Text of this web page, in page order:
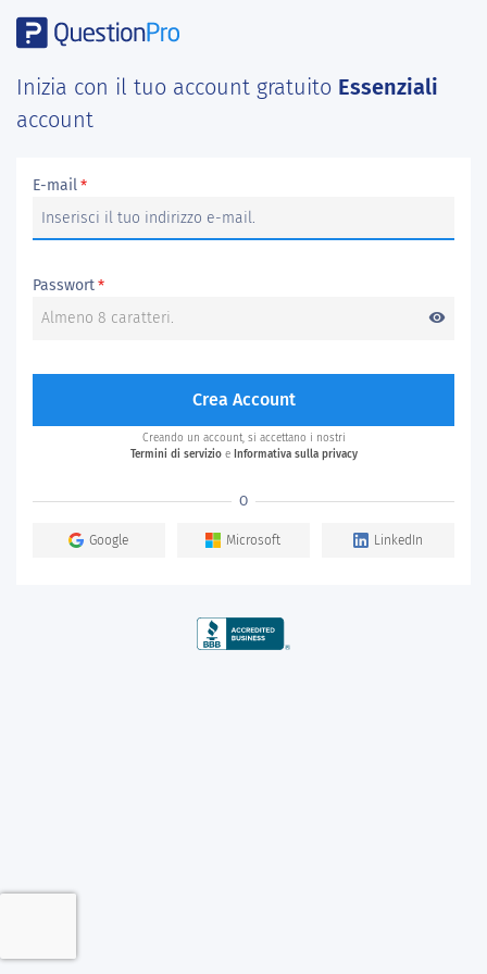
Inizia con il tuo account gratuito Essenziali
account
E-mail*
Passwort*
visibility
Crea Account
Creando un account, si accettano i nostri
Termini di servizioe Informativa sulla privacy
O
Google Microsoft LinkedIn